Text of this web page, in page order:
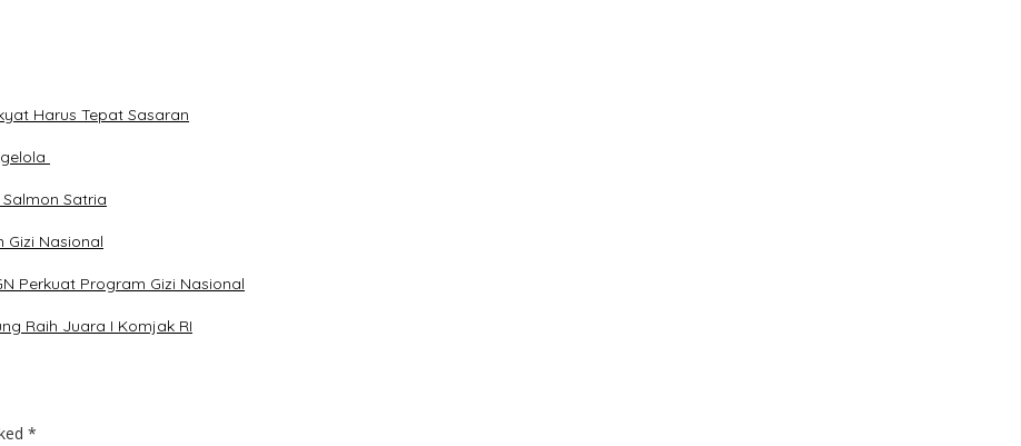
Harus Tepat Sasaran
Satria
Gizi Nasional
Perkuat Program Gizi Nasional
Raih Juara I Komjak RI
*